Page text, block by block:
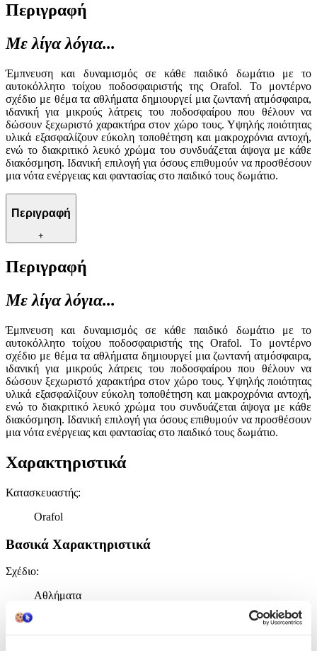
Περιγραφή
Με λίγα λόγια...
Έμπνευση και δυναμισμός σε κάθε παιδικό δωμάτιο με το
αυτοκόλλητο τοίχου ποδοσφαιριστής της Orafol. Το μοντέρνο
σχέδιο με θέμα τα αθλήματα δημιουργεί μια ζωντανή ατμόσφαιρα,
ιδανική για μικρούς λάτρεις του ποδοσφαίρου που θέλουν να
δώσουν ξεχωριστό χαρακτήρα στον χώρο τους. Υψηλής ποιότητας
υλικά εξασφαλίζουν εύκολη τοποθέτηση και μακροχρόνια αντοχή,
ενώ το διακριτικό λευκό χρώμα του συνδυάζεται άψογα με κάθε
διακόσμηση. Ιδανική επιλογή για όσους επιθυμούν να προσθέσουν
μια νότα ενέργειας και φαντασίας στο παιδικό τους δωμάτιο.
Περιγραφή
+
Περιγραφή
Με λίγα λόγια...
Έμπνευση και δυναμισμός σε κάθε παιδικό δωμάτιο με το
αυτοκόλλητο τοίχου ποδοσφαιριστής της Orafol. Το μοντέρνο
σχέδιο με θέμα τα αθλήματα δημιουργεί μια ζωντανή ατμόσφαιρα,
ιδανική για μικρούς λάτρεις του ποδοσφαίρου που θέλουν να
δώσουν ξεχωριστό χαρακτήρα στον χώρο τους. Υψηλής ποιότητας
υλικά εξασφαλίζουν εύκολη τοποθέτηση και μακροχρόνια αντοχή,
ενώ το διακριτικό λευκό χρώμα του συνδυάζεται άψογα με κάθε
διακόσμηση. Ιδανική επιλογή για όσους επιθυμούν να προσθέσουν
μια νότα ενέργειας και φαντασίας στο παιδικό τους δωμάτιο.
Χαρακτηριστικά
Κατασκευαστής:
Orafol
Βασικά Χαρακτηριστικά
Σχέδιο:
Αθλήματα
Είδος: